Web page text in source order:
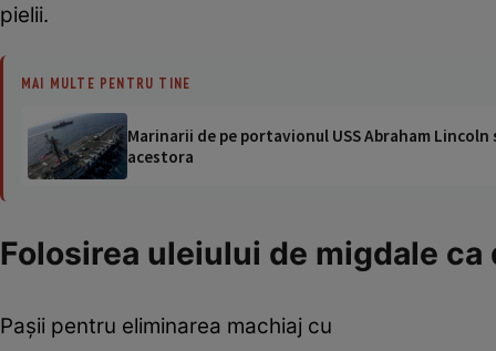
pielii.
MAI MULTE PENTRU TINE
Marinarii de pe portavionul USS Abraham
acestora
Folosirea uleiului de migdale ca
Paşii pentru eliminarea machiaj cu